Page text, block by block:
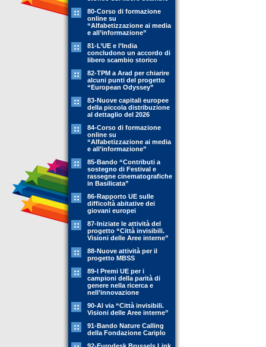
80-Corso di formazione
online su
“Alfabetizzazione ai media
e all’informazione”
81-L’UE e l’India
concludono un accordo di
libero scambio storico
82-TPM a Arad per chiarire
alcuni punti del progetto
“European Odyssey”
83-Nuove capitali europee
della piccola distribuzione
al dettaglio del 2026
84-Corso di formazione
online su
“Alfabetizzazione ai media
e all’informazione”
85-Bando “Contributi a
sostegno di Festival e
rassegne cinematografiche
in Basilicata”
86-Rapporto UE sulle
difficoltà abitative dei
giovani europei
87-Iniziate le attività del
progetto “Città invisibili.
Visioni delle Aree interne”
88-Nuove attività per il
progetto MBSS
89-l Premi UE per i
campioni della parità di
genere nella ricerca e
nell’innovazione
90-Al via “Città invisibili.
Visioni delle Aree interne”
91-Bando Nature Calling
della Fondazione Cariplo